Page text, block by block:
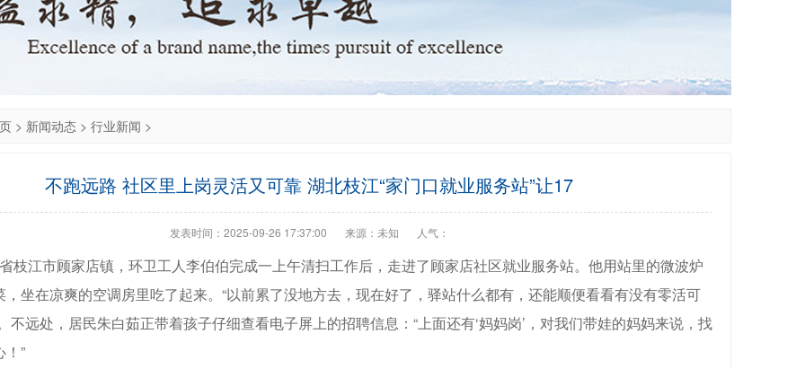
> 新闻动态 > 行业新闻 >
不跑远路 社区里上岗灵活又可靠 湖北枝江“家门口就业服务站”让17
发表时间：2025-09-26 17:37:00 来源：未知 人气：
枝江市顾家店镇，环卫工人李伯伯完成一上午清扫工作后，走进了顾家店社区就业服务站。他用站里的微波炉
，坐在凉爽的空调房里吃了起来。“以前累了没地方去，现在好了，驿站什么都有，还能顺便看看有没有零活可
不远处，居民朱白茹正带着孩子仔细查看电子屏上的招聘信息：“上面还有‘妈妈岗’，对我们带娃的妈妈来说，找
”